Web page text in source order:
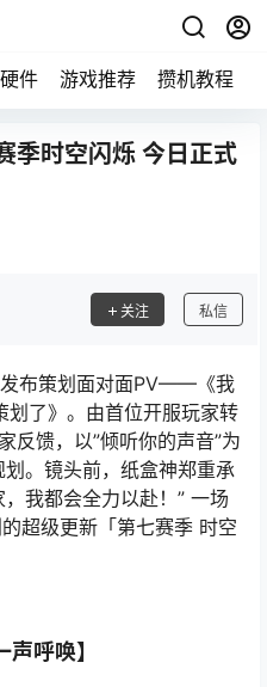
硬件 游戏推荐 攒机教程
季时空闪烁 今日正式
关注 私信
发布策划面对面PV——《我
划了》。由首位开服玩家转
反馈，以”倾听你的声音”为
。镜头前，纸盒神郑重承
我都会全力以赴！” 一场
超级更新「第七赛季 时空
呼唤】